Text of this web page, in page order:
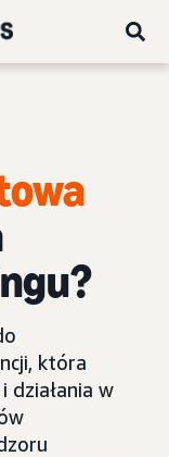
która
działania w